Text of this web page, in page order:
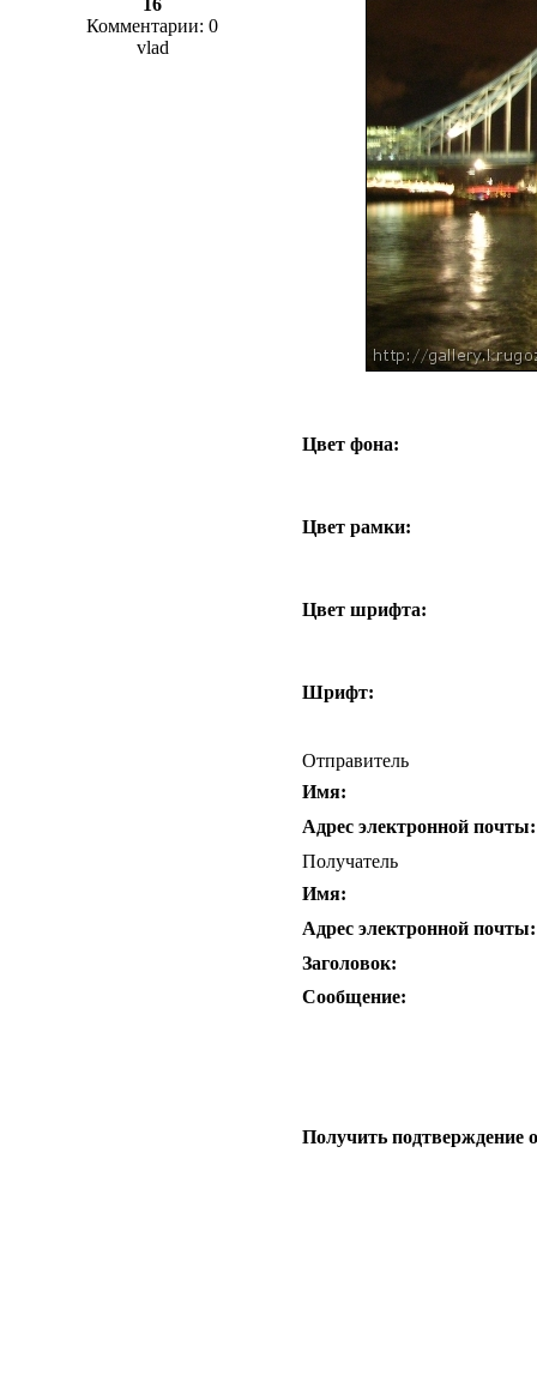
16
Комментарии: 0
vlad
Цвет фона:
Цвет рамки:
Цвет шрифта:
Шрифт:
Отправитель
Имя:
Адрес электронной почты:
Получатель
Имя:
Адрес электронной почты:
Заголовок:
Сообщение:
Получить подтверждение